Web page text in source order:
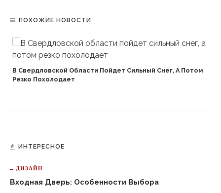
ПОХОЖИЕ НОВОСТИ
В Свердловской Области Пойдет Сильный Снег, А Потом
Резко Похолодает
ИНТЕРЕСНОЕ
ДИЗАЙН
Входная Дверь: Особенности Выбора